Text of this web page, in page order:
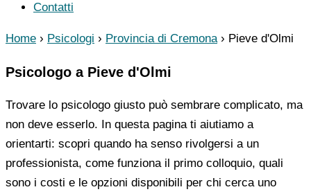
Contatti
Home › Psicologi › Provincia di Cremona › Pieve d'Olmi
Psicologo a Pieve d'Olmi
Trovare lo psicologo giusto può sembrare complicato, ma
non deve esserlo. In questa pagina ti aiutiamo a
orientarti: scopri quando ha senso rivolgersi a un
professionista, come funziona il primo colloquio, quali
sono i costi e le opzioni disponibili per chi cerca uno